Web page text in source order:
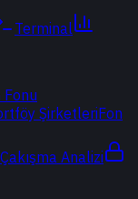
Terminal
Fonu
ŞirketleriFon
Çakışma Analizi